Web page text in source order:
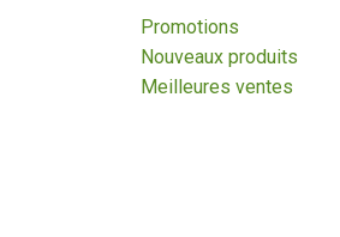
Promotions
Nouveaux produits
Meilleures ventes